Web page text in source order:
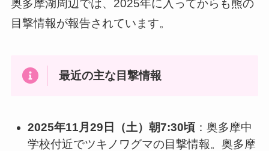
奥多摩湖周辺では、2025年に入ってからも熊の
目撃情報が報告されています。
最近の主な目撃情報
2025年11月29日（土）朝7:30頃 ：奥多摩中
学校付近でツキノワグマの目撃情報。奥多摩